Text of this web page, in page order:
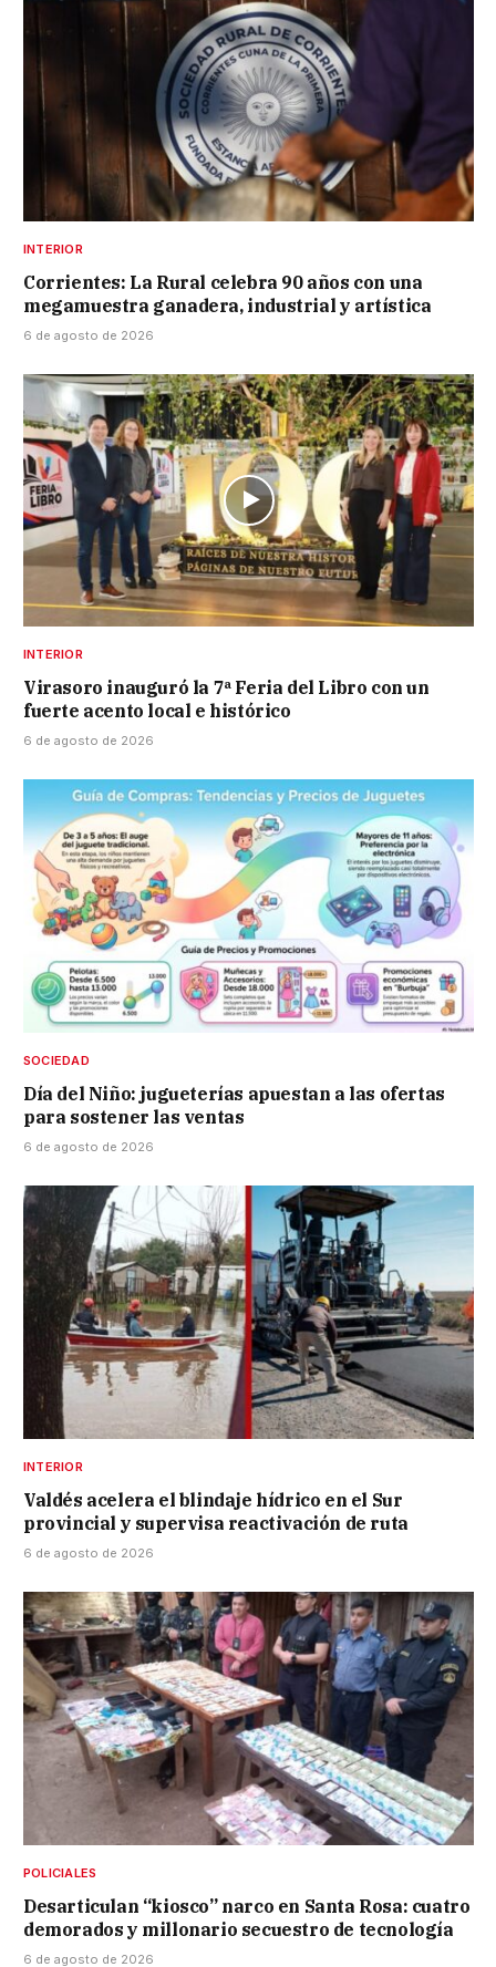
INTERIOR
Corrientes: La Rural celebra 90 años con una
megamuestra ganadera, industrial y artística
6 de agosto de 2026
INTERIOR
Virasoro inauguró la 7ª Feria del Libro con un
fuerte acento local e histórico
6 de agosto de 2026
SOCIEDAD
Día del Niño: jugueterías apuestan a las ofertas
para sostener las ventas
6 de agosto de 2026
INTERIOR
Valdés acelera el blindaje hídrico en el Sur
provincial y supervisa reactivación de ruta
6 de agosto de 2026
POLICIALES
Desarticulan “kiosco” narco en Santa Rosa: cuatro
demorados y millonario secuestro de tecnología
6 de agosto de 2026